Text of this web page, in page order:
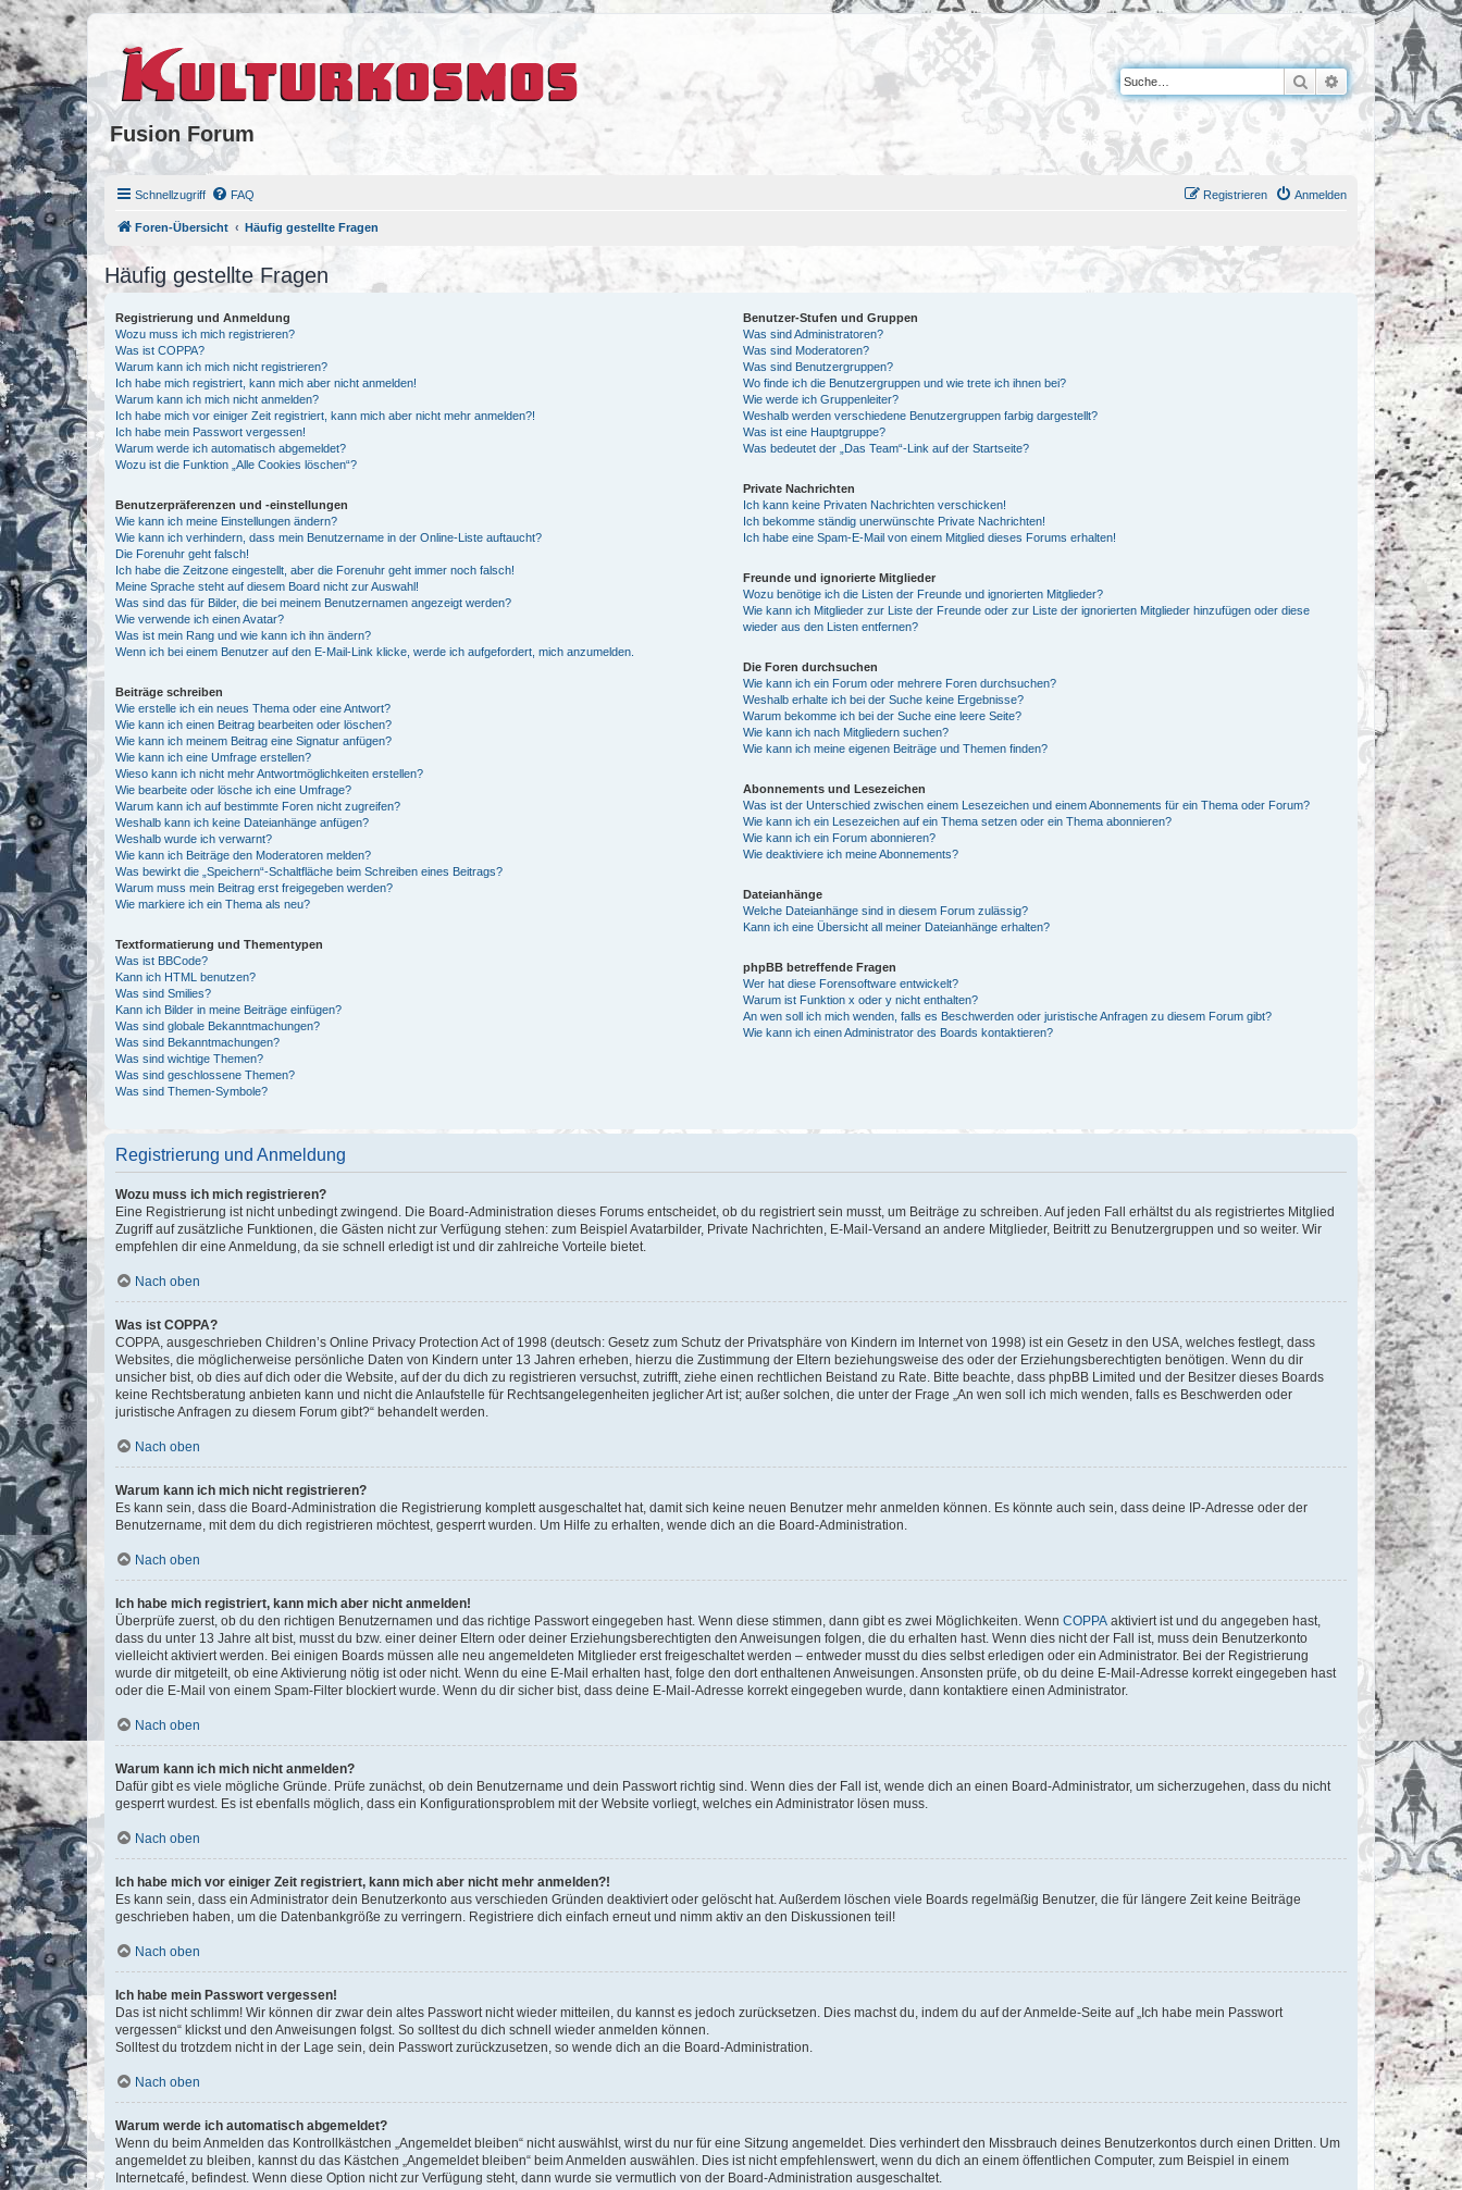
Fusion Forum
Suche Erweiterte Suche
Schnellzugriff FAQ Anmelden
Registrieren
Foren-Übersicht Häufig gestellte Fragen
Häufig gestellte Fragen
Registrierung und Anmeldung
Wozu muss ich mich registrieren?
Was ist COPPA?
Warum kann ich mich nicht registrieren?
Ich habe mich registriert, kann mich aber nicht anmelden!
Warum kann ich mich nicht anmelden?
Ich habe mich vor einiger Zeit registriert, kann mich aber nicht mehr anmelden?!
Ich habe mein Passwort vergessen!
Warum werde ich automatisch abgemeldet?
Wozu ist die Funktion „Alle Cookies löschen“?
Benutzerpräferenzen und -einstellungen
Wie kann ich meine Einstellungen ändern?
Wie kann ich verhindern, dass mein Benutzername in der Online-Liste auftaucht?
Die Forenuhr geht falsch!
Ich habe die Zeitzone eingestellt, aber die Forenuhr geht immer noch falsch!
Meine Sprache steht auf diesem Board nicht zur Auswahl!
Was sind das für Bilder, die bei meinem Benutzernamen angezeigt werden?
Wie verwende ich einen Avatar?
Was ist mein Rang und wie kann ich ihn ändern?
Wenn ich bei einem Benutzer auf den E-Mail-Link klicke, werde ich aufgefordert, mich anzumelden.
Beiträge schreiben
Wie erstelle ich ein neues Thema oder eine Antwort?
Wie kann ich einen Beitrag bearbeiten oder löschen?
Wie kann ich meinem Beitrag eine Signatur anfügen?
Wie kann ich eine Umfrage erstellen?
Wieso kann ich nicht mehr Antwortmöglichkeiten erstellen?
Wie bearbeite oder lösche ich eine Umfrage?
Warum kann ich auf bestimmte Foren nicht zugreifen?
Weshalb kann ich keine Dateianhänge anfügen?
Weshalb wurde ich verwarnt?
Wie kann ich Beiträge den Moderatoren melden?
Was bewirkt die „Speichern“-Schaltfläche beim Schreiben eines Beitrags?
Warum muss mein Beitrag erst freigegeben werden?
Wie markiere ich ein Thema als neu?
Textformatierung und Thementypen
Was ist BBCode?
Kann ich HTML benutzen?
Was sind Smilies?
Kann ich Bilder in meine Beiträge einfügen?
Was sind globale Bekanntmachungen?
Was sind Bekanntmachungen?
Was sind wichtige Themen?
Was sind geschlossene Themen?
Was sind Themen-Symbole?
Benutzer-Stufen und Gruppen
Was sind Administratoren?
Was sind Moderatoren?
Was sind Benutzergruppen?
Wo finde ich die Benutzergruppen und wie trete ich ihnen bei?
Wie werde ich Gruppenleiter?
Weshalb werden verschiedene Benutzergruppen farbig dargestellt?
Was ist eine Hauptgruppe?
Was bedeutet der „Das Team“-Link auf der Startseite?
Private Nachrichten
Ich kann keine Privaten Nachrichten verschicken!
Ich bekomme ständig unerwünschte Private Nachrichten!
Ich habe eine Spam-E-Mail von einem Mitglied dieses Forums erhalten!
Freunde und ignorierte Mitglieder
Wozu benötige ich die Listen der Freunde und ignorierten Mitglieder?
Wie kann ich Mitglieder zur Liste der Freunde oder zur Liste der ignorierten Mitglieder hinzufügen oder diese
wieder aus den Listen entfernen?
Die Foren durchsuchen
Wie kann ich ein Forum oder mehrere Foren durchsuchen?
Weshalb erhalte ich bei der Suche keine Ergebnisse?
Warum bekomme ich bei der Suche eine leere Seite?
Wie kann ich nach Mitgliedern suchen?
Wie kann ich meine eigenen Beiträge und Themen finden?
Abonnements und Lesezeichen
Was ist der Unterschied zwischen einem Lesezeichen und einem Abonnements für ein Thema oder Forum?
Wie kann ich ein Lesezeichen auf ein Thema setzen oder ein Thema abonnieren?
Wie kann ich ein Forum abonnieren?
Wie deaktiviere ich meine Abonnements?
Dateianhänge
Welche Dateianhänge sind in diesem Forum zulässig?
Kann ich eine Übersicht all meiner Dateianhänge erhalten?
phpBB betreffende Fragen
Wer hat diese Forensoftware entwickelt?
Warum ist Funktion x oder y nicht enthalten?
An wen soll ich mich wenden, falls es Beschwerden oder juristische Anfragen zu diesem Forum gibt?
Wie kann ich einen Administrator des Boards kontaktieren?
Registrierung und Anmeldung
Wozu muss ich mich registrieren?
Eine Registrierung ist nicht unbedingt zwingend. Die Board-Administration dieses Forums entscheidet, ob du registriert sein musst, um Beiträge zu schreiben. Auf jeden Fall erhältst du als registriertes Mitglied
Zugriff auf zusätzliche Funktionen, die Gästen nicht zur Verfügung stehen: zum Beispiel Avatarbilder, Private Nachrichten, E-Mail-Versand an andere Mitglieder, Beitritt zu Benutzergruppen und so weiter. Wir
empfehlen dir eine Anmeldung, da sie schnell erledigt ist und dir zahlreiche Vorteile bietet.
Nach oben
Was ist COPPA?
COPPA, ausgeschrieben Children’s Online Privacy Protection Act of 1998 (deutsch: Gesetz zum Schutz der Privatsphäre von Kindern im Internet von 1998) ist ein Gesetz in den USA, welches festlegt, dass
Websites, die möglicherweise persönliche Daten von Kindern unter 13 Jahren erheben, hierzu die Zustimmung der Eltern beziehungsweise des oder der Erziehungsberechtigten benötigen. Wenn du dir
unsicher bist, ob dies auf dich oder die Website, auf der du dich zu registrieren versuchst, zutrifft, ziehe einen rechtlichen Beistand zu Rate. Bitte beachte, dass phpBB Limited und der Besitzer dieses Boards
keine Rechtsberatung anbieten kann und nicht die Anlaufstelle für Rechtsangelegenheiten jeglicher Art ist; außer solchen, die unter der Frage „An wen soll ich mich wenden, falls es Beschwerden oder
juristische Anfragen zu diesem Forum gibt?“ behandelt werden.
Nach oben
Warum kann ich mich nicht registrieren?
Es kann sein, dass die Board-Administration die Registrierung komplett ausgeschaltet hat, damit sich keine neuen Benutzer mehr anmelden können. Es könnte auch sein, dass deine IP-Adresse oder der
Benutzername, mit dem du dich registrieren möchtest, gesperrt wurden. Um Hilfe zu erhalten, wende dich an die Board-Administration.
Nach oben
Ich habe mich registriert, kann mich aber nicht anmelden!
Überprüfe zuerst, ob du den richtigen Benutzernamen und das richtige Passwort eingegeben hast. Wenn diese stimmen, dann gibt es zwei Möglichkeiten. Wenn COPPA aktiviert ist und du angegeben hast,
dass du unter 13 Jahre alt bist, musst du bzw. einer deiner Eltern oder deiner Erziehungsberechtigten den Anweisungen folgen, die du erhalten hast. Wenn dies nicht der Fall ist, muss dein Benutzerkonto
vielleicht aktiviert werden. Bei einigen Boards müssen alle neu angemeldeten Mitglieder erst freigeschaltet werden – entweder musst du dies selbst erledigen oder ein Administrator. Bei der Registrierung
wurde dir mitgeteilt, ob eine Aktivierung nötig ist oder nicht. Wenn du eine E-Mail erhalten hast, folge den dort enthaltenen Anweisungen. Ansonsten prüfe, ob du deine E-Mail-Adresse korrekt eingegeben hast
oder die E-Mail von einem Spam-Filter blockiert wurde. Wenn du dir sicher bist, dass deine E-Mail-Adresse korrekt eingegeben wurde, dann kontaktiere einen Administrator.
Nach oben
Warum kann ich mich nicht anmelden?
Dafür gibt es viele mögliche Gründe. Prüfe zunächst, ob dein Benutzername und dein Passwort richtig sind. Wenn dies der Fall ist, wende dich an einen Board-Administrator, um sicherzugehen, dass du nicht
gesperrt wurdest. Es ist ebenfalls möglich, dass ein Konfigurationsproblem mit der Website vorliegt, welches ein Administrator lösen muss.
Nach oben
Ich habe mich vor einiger Zeit registriert, kann mich aber nicht mehr anmelden?!
Es kann sein, dass ein Administrator dein Benutzerkonto aus verschieden Gründen deaktiviert oder gelöscht hat. Außerdem löschen viele Boards regelmäßig Benutzer, die für längere Zeit keine Beiträge
geschrieben haben, um die Datenbankgröße zu verringern. Registriere dich einfach erneut und nimm aktiv an den Diskussionen teil!
Nach oben
Ich habe mein Passwort vergessen!
Das ist nicht schlimm! Wir können dir zwar dein altes Passwort nicht wieder mitteilen, du kannst es jedoch zurücksetzen. Dies machst du, indem du auf der Anmelde-Seite auf „Ich habe mein Passwort
vergessen“ klickst und den Anweisungen folgst. So solltest du dich schnell wieder anmelden können.
Solltest du trotzdem nicht in der Lage sein, dein Passwort zurückzusetzen, so wende dich an die Board-Administration.
Nach oben
Warum werde ich automatisch abgemeldet?
Wenn du beim Anmelden das Kontrollkästchen „Angemeldet bleiben“ nicht auswählst, wirst du nur für eine Sitzung angemeldet. Dies verhindert den Missbrauch deines Benutzerkontos durch einen Dritten. Um
angemeldet zu bleiben, kannst du das Kästchen „Angemeldet bleiben“ beim Anmelden auswählen. Dies ist nicht empfehlenswert, wenn du dich an einem öffentlichen Computer, zum Beispiel in einem
Internetcafé, befindest. Wenn diese Option nicht zur Verfügung steht, dann wurde sie vermutlich von der Board-Administration ausgeschaltet.